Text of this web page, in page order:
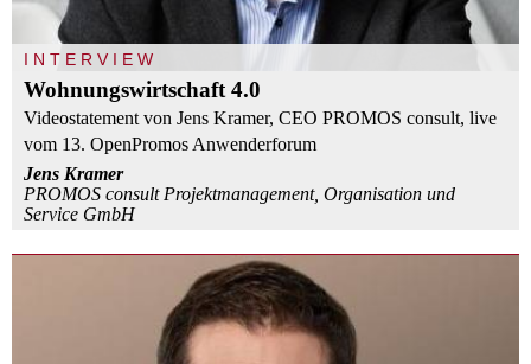
INTERVIEW
Wohnungswirtschaft 4.0
Videostatement von Jens Kramer, CEO PROMOS consult, live
vom 13. OpenPromos Anwenderforum
Jens Kramer
PROMOS consult Projektmanagement, Organisation und
Service GmbH